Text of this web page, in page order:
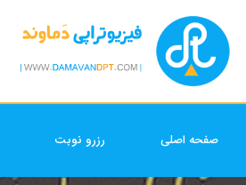
صفحه اصلی رزرو نوبت